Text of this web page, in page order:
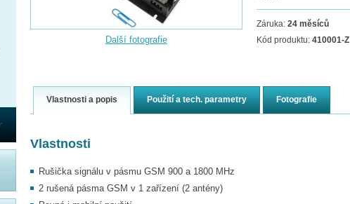
Další fotografie
Záruka: 24 měsíců
Kód produktu: 410001-Z
Vlastnosti a popis Použití a tech. parametry Fotografie
Vlastnosti
Rušička signálu v pásmu GSM 900 a 1800 MHz
2 rušená pásma GSM v 1 zařízení (2 antény)